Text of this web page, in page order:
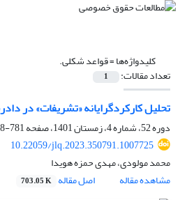
کلیدواژه‌ها =قواعد شکلی. ‏
تعداد مقالات: 1
تحلیل کارکردگرایانه «تشریفات» در
دوره 52، شماره 4، زمستان 1401، صفحه
781-798
10.22059/jlq.2023.350791.1007725
محمد مولودی، مهدی حمزه هویدا
مشاهده مقاله
اصل مقاله 703.05 K